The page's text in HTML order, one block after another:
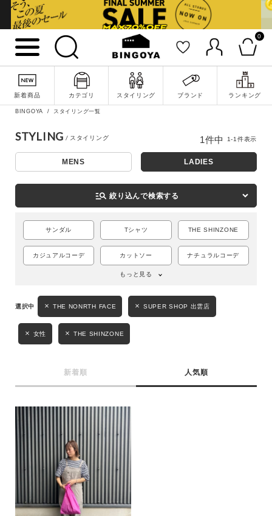
0
新着商品 カテゴリ スタイリング ブランド ランキング
詳細検索
キーワード
MENS LADIES KIDS
カテゴリ
BINGOYA スタイリング一覧
STYLING
MENS LADIES
manage_search 絞り込んで検索する
サンダル Tシャツ THE SHINZONE
カジュアルコーデ カットソー ナチュラルコーデ
もっと見る
THE NONRTH FACE SUPER SHOP 出雲店
女性 THE SHINZONE
新着順 人気順
1件中 1-1件表示